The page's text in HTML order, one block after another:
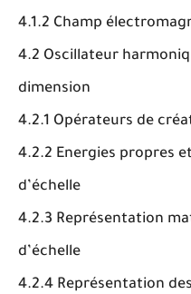
4.1.2 Champ
4.2 Oscillateur
dimension
4.2.1 Opérateurs de
4.2.2 Energies propres
d’échelle
4.2.3 Représentation
d’échelle
4.2.4 Représentation